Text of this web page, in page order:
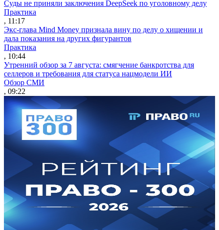
Суды не приняли заключения DeepSeek по уголовному делу
Практика
, 11:17
Экс-глава Mind Money признала вину по делу о хищении и
дала показания на других фигурантов
Практика
, 10:44
Утренний обзор за 7 августа: смягчение банкротства для
селлеров и требования для статуса нацмодели ИИ
Обзор СМИ
, 09:22